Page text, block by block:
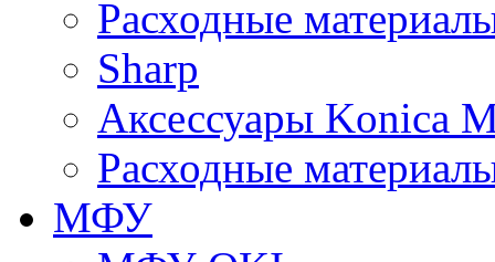
Расходные
Sharp
Аксессуары Konica
Расходные
МФУ